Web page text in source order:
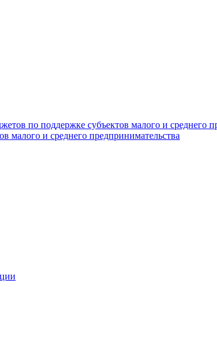
по поддержке субъектов малого и среднего
малого и среднего предпринимательства